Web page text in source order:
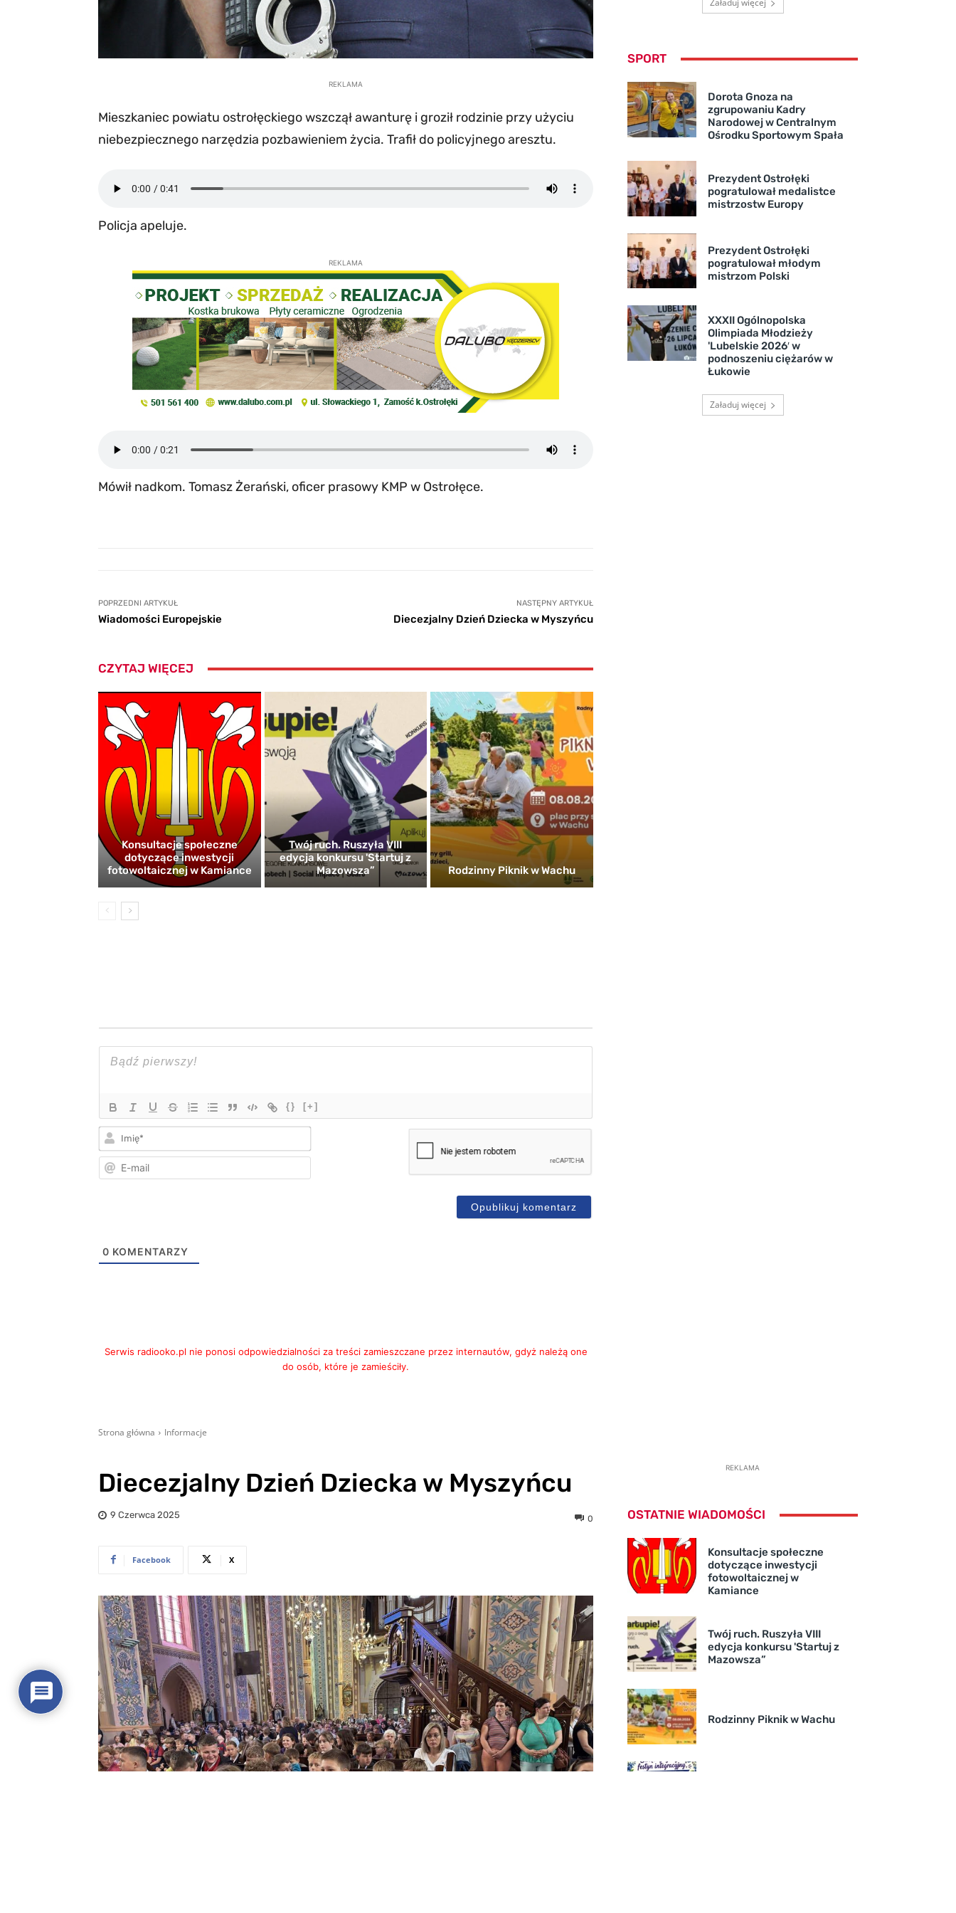
REKLAMA
Mieszkaniec powiatu ostrołęckiego wszczął awanturę i groził rodzinie przy użyciu
niebezpiecznego narzędzia pozbawieniem życia. Trafił do policyjnego aresztu.
Policja apeluje.
REKLAMA
Mówił nadkom. Tomasz Żerański, oficer prasowy KMP w Ostrołęce.
POPRZEDNI ARTYKUŁ
Wiadomości Europejskie
NASTĘPNY ARTYKUŁ
Diecezjalny Dzień Dziecka w Myszyńcu
CZYTAJ WIĘCEJ
Konsultacje społeczne
dotyczące inwestycji
fotowoltaicznej w Kamiance
Twój ruch. Ruszyła VIII
edycja konkursu 'Startuj z
Mazowsza”
Rodzinny Piknik w Wachu
{} [+]
Imię*
mail
0 KOMENTARZY
Serwis radiooko.pl nie ponosi odpowiedzialności za treści zamieszczane przez internautów, gdyż należą one
do osób, które je zamieściły.
Załaduj więcej
SPORT
Dorota Gnoza na
zgrupowaniu Kadry
Narodowej w Centralnym
Ośrodku Sportowym Spała
Prezydent Ostrołęki
pogratulował medalistce
mistrzostw Europy
Prezydent Ostrołęki
pogratulował młodym
mistrzom Polski
XXXII Ogólnopolska
Olimpiada Młodzieży
'Lubelskie 2026′ w
podnoszeniu ciężarów w
Łukowie
Załaduj więcej